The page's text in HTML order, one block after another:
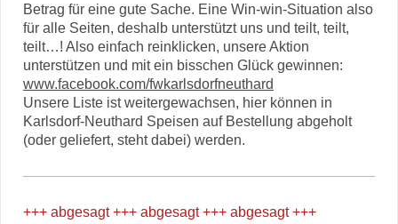
Betrag für eine gute Sache. Eine Win-win-Situation also
für alle Seiten, deshalb unterstützt uns und teilt, teilt,
teilt…! Also einfach reinklicken, unsere Aktion
unterstützen und mit ein bisschen Glück gewinnen:
www.facebook.com/fwkarlsdorfneuthard
Unsere Liste ist weitergewachsen, hier können in
Karlsdorf-Neuthard Speisen auf Bestellung abgeholt
(oder geliefert, steht dabei) werden.
+++ abgesagt +++ abgesagt +++ abgesagt +++